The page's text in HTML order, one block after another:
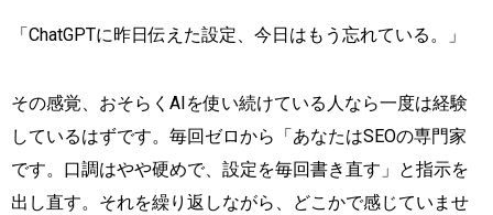
「ChatGPTに昨日伝えた設定、今日はもう忘れている。」
その感覚、おそらくAIを使い続けている人なら一度は経験
しているはずです。毎回ゼロから「あなたはSEOの専門家
です。口調はやや硬めで、設定を毎回書き直す」と指示を
出し直す。それを繰り返しながら、どこかで感じていませ